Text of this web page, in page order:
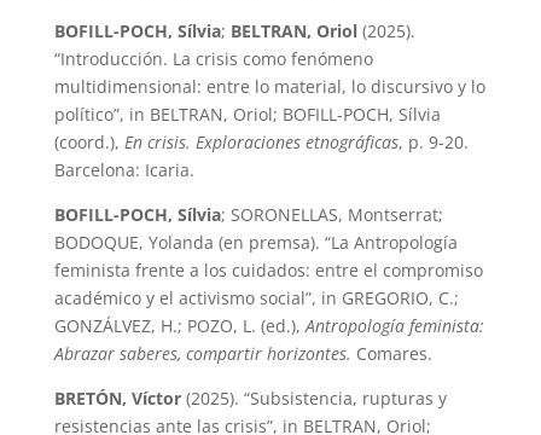
BOFILL-POCH, Sílvia; BELTRAN, Oriol(2025).
“Introducción. La crisis como fenómeno
multidimensional: entre lo material, lo discursivo y lo
político”, in BELTRAN, Oriol; BOFILL-POCH, Sílvia
(coord.), En crisis. Exploraciones etnográficas, p. 9-20.
Barcelona: Icaria.
BOFILL-POCH, Sílvia; SORONELLAS, Montserrat;
BODOQUE, Yolanda (en premsa). “La Antropología
feminista frente a los cuidados: entre el compromiso
académico y el activismo social”, in GREGORIO, C.;
GONZÁLVEZ, H.; POZO, L. (ed.),Antropología feminista:
Abrazar saberes, compartir horizontes. Comares.
BRETÓN, Víctor(2025). “Subsistencia, rupturas y
resistencias ante las crisis”, in BELTRAN, Oriol;